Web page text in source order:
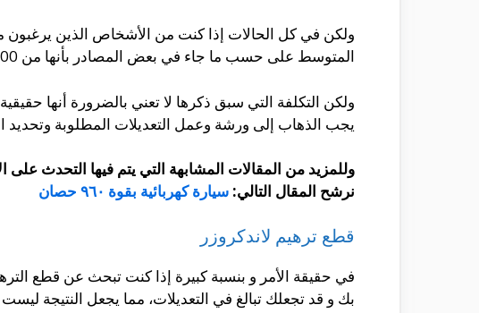
ولكن في كل الحالات إذا كنت من الأشخاص الذين يرغبون
المتوسط على حسب ما جاء في بعض المصادر بأنها من 7000 إلى 10000 ريال تقريبا.
ولكن التكلفة التي سبق ذكرها لا تعني بالضرورة أنها
يجب الذهاب إلى ورشة وعمل التعديلات المطلوبة
وللمزيد من المقالات المشابهة التي يتم فيها التحدث
نرشح المقال التالي: سيارة كهربائية بقوة ٩٦٠ حصان
قطع ترهيم لاندكروزر
في حقيقة الأمر و بنسبة كبيرة إذا كنت تبحث عن قطع
بك و قد تجعلك تبالغ في التعديلات، مما يجعل النتيجة